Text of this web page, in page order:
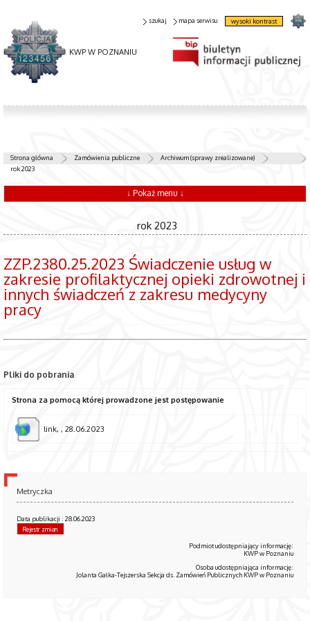
KWP W POZNANIU
szukaj mapa serwisu wysoki kontrast
Strona główna Zamówienia publiczne
Archiwum (sprawy zrealizowane)
rok 2023
↓ Pokaż menu ↓
rok 2023
ZZP.2380.25.2023 Świadczenie usług w
zakresie profilaktycznej opieki zdrowotnej i
innych świadczeń z zakresu medycyny
pracy
Pliki do pobrania
Strona za pomocą której prowadzone jest postępowanie
link, , 28.06.2023
Metryczka
Data publikacji : 28.06.2023
Rejestr zmian
Podmiot udostępniający informację:
KWP w Poznaniu
Osoba udostępniająca informację:
Jolanta Gałka-Tejszerska Sekcja ds. Zamówień Publicznych KWP w Poznaniu